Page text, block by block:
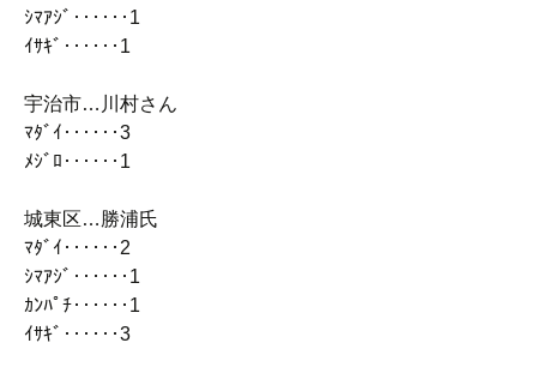
ｼﾏｱｼﾞ‥‥‥1
ｲｻｷﾞ‥‥‥1
宇治市…川村さん
ﾏﾀﾞｲ‥‥‥3
ﾒｼﾞﾛ‥‥‥1
城東区…勝浦氏
ﾏﾀﾞｲ‥‥‥2
ｼﾏｱｼﾞ‥‥‥1
ｶﾝﾊﾟﾁ‥‥‥1
ｲｻｷﾞ‥‥‥3